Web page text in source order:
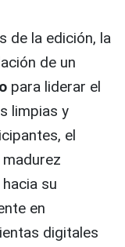
de la edición, la
de un
para liderar el
limpias y
el
su
en
digitales